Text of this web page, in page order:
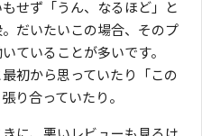
せず「うん、なるほど」と
だいたいこの場合、そのプ
ていることが多いです。
初から思っていたり「この
り合っていたり。